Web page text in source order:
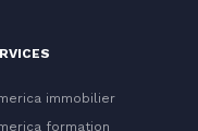
immobilier
formation